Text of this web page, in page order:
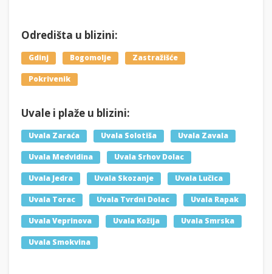
Odredišta u blizini:
Gdinj Bogomolje Zastražišće
Pokrivenik
Uvale i plaže u blizini:
Uvala Zaraća Uvala Solotiša Uvala Zavala
Uvala Medvidina Uvala Srhov Dolac
Uvala Jedra Uvala Skozanje Uvala Lučica
Uvala Torac Uvala Tvrdni Dolac Uvala Rapak
Uvala Veprinova Uvala Kožija Uvala Smrska
Uvala Smokvina